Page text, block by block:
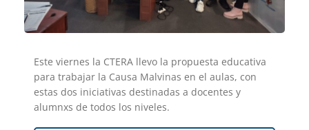
Este viernes la CTERA llevo la propuesta educativa
para trabajar la Causa Malvinas en el aulas, con
estas dos iniciativas destinadas a docentes y
alumnxs de todos los niveles.